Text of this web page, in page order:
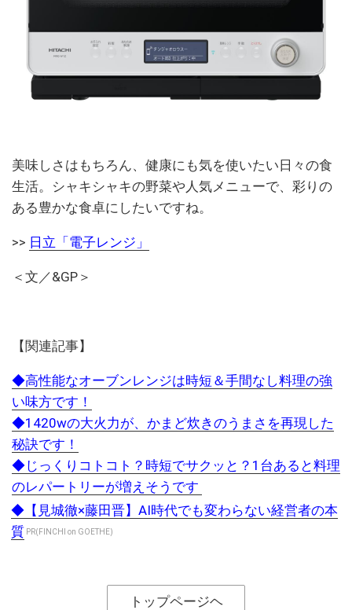
美味しさはもちろん、健康にも気を使いたい日々の食
生活。シャキシャキの野菜や人気メニューで、彩りの
ある豊かな食卓にしたいですね。
>> 日立「電子レンジ」
＜文／&GP＞
【関連記事】
◆高性能なオーブンレンジは時短＆手間なし料理の強
い味方です！
◆1420wの大火力が、かまど炊きのうまさを再現した
秘訣です！
◆じっくりコトコト？時短でサクッと？1台あると料理
のレパートリーが増えそうです
◆【見城徹×藤田晋】AI時代でも変わらない経営者の本
質 PR(FINCHI on GOETHE)
トップページヘ